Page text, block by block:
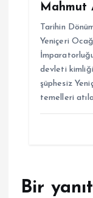
Mahmut
Tarihin
Yeniçeri
devleti
şüphesiz
temelleri
Bir